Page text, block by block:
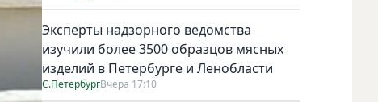
Эксперты надзорного ведомства
изучили более 3500 образцов мясных
изделий в Петербурге и Ленобласти
С.ПетербургВчера 17:10